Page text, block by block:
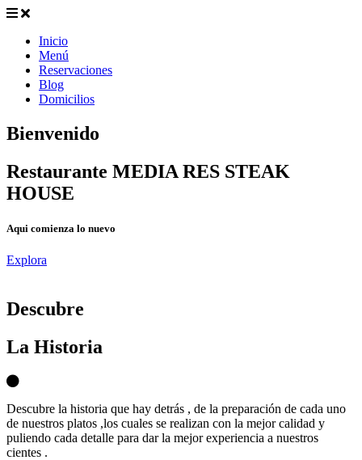
Inicio
Menú
Reservaciones
Blog
Domicilios
Bienvenido
Restaurante MEDIA RES STEAK
HOUSE
Aqui comienza lo nuevo
Explora
Descubre
La Historia
Descubre la historia que hay detrás , de la preparación de cada uno
de nuestros platos ,los cuales se realizan con la mejor calidad y
puliendo cada detalle para dar la mejor experiencia a nuestros
cientes .